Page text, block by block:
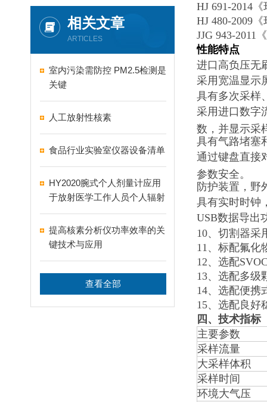
相关文章
ARTICLES
室内污染需防控 PM2.5检测是
关键
人工放射性核素
食品行业实验室仪器设备清单
HY2020腕式个人剂量计应用
于放射医学工作人员个人辐射
防护
提高核素分析仪功率效率的关
键技术与应用
查看全部
HJ 691-2014
HJ 480-2009
JJG 943-2011
性能特点
进口高负压无
采用宽温显示
具有多次采样
采用进口数字
数，并显示采
具有气路堵塞
通过键盘直接
参数安全。
防护装置，野
具有实时时钟
USB数据导出
10、切割器采
11、标配氟化
12、选配
13、选配多级
14、选配便携
15、选配良好
四、技术指标
主要参数
采样流量
大采样体积
采样时间
环境大气压